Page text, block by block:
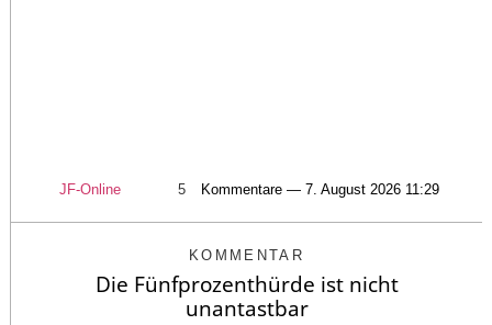
JF-Online 5 Kommentare — 7. August 2026 11:29
KOMMENTAR
Die Fünfprozenthürde ist nicht
unantastbar